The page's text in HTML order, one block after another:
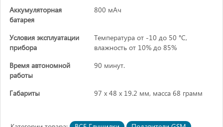
Аккумуляторная
батарея
800 мАч
Условия эксплуатации
прибора
Температура от -10 до 50 °C,
влажность от 10% до 85%
Время автономной
работы
90 минут.
Габариты 97 х 48 х 19.2 мм, масса 68 грамм